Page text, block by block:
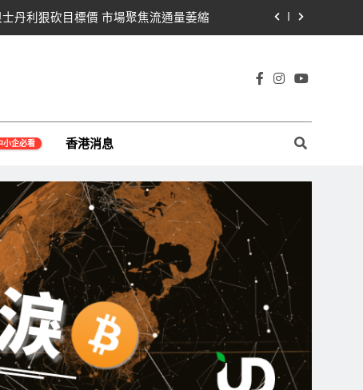
丹利狠砍目標價 市場聚焦流通量萎縮
契63,600美元未收復，下降通道持續
正式要求SEC調查特朗普迷因幣
參議員聯合聲明：現有提案尚未準備好
宙及金融科技FinTech等資訊。
小企必看 香港消息